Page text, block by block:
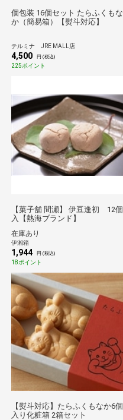
個包装 16個セット たらふくもな
か（簡易箱）【熨斗対応】
テルミナ JRE MALL店
4,500 円 (税込)
225ポイント
【菓子舗 間瀬】 伊豆逢初 12個
入【熱海ブランド】
在庫あり
伊湘箱
1,944 円 (税込)
18ポイント
【熨斗対応】たらふくもなか6個
入り化粧箱 2箱セット